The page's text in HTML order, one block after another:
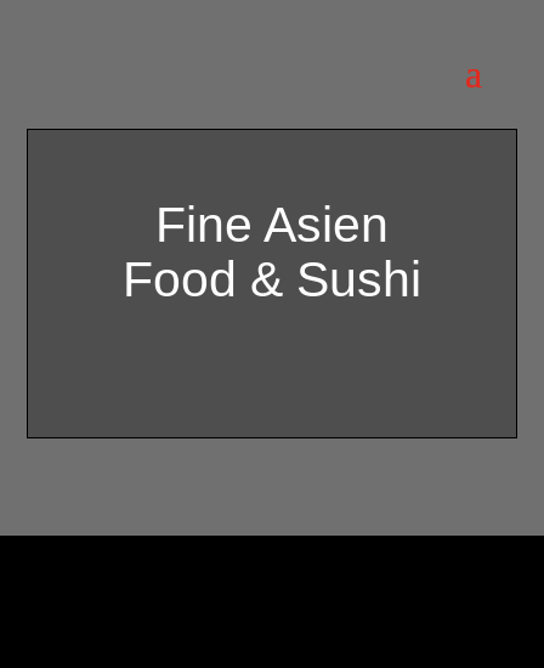
Fine Asien
Food & Sushi